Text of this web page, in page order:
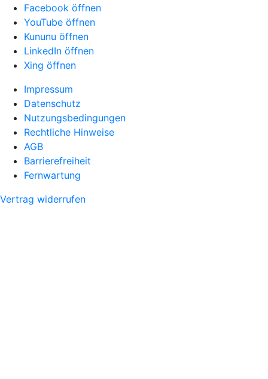
Facebook öffnen
YouTube öffnen
Kununu öffnen
LinkedIn öffnen
Xing öffnen
Impressum
Datenschutz
Nutzungsbedingungen
Rechtliche Hinweise
AGB
Barrierefreiheit
Fernwartung
Vertrag widerrufen